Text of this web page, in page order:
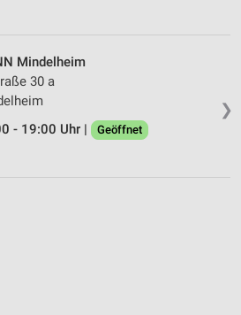
❯
Mindelheim
30 a
- 19:00 Uhr |
Geöffnet